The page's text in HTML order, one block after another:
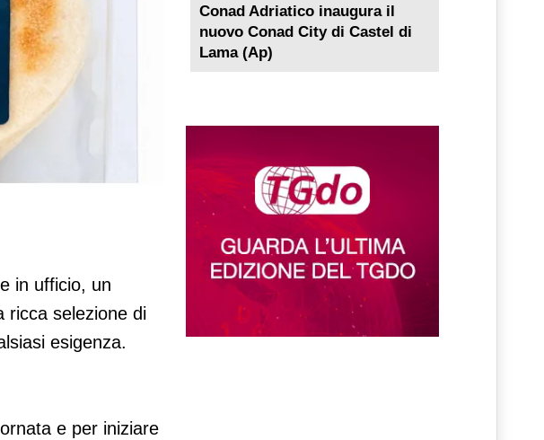
in ufficio, un
ricca selezione di
esigenza.
e per iniziare
Conad Adriatico inaugura il
nuovo Conad City di Castel di
Lama (Ap)